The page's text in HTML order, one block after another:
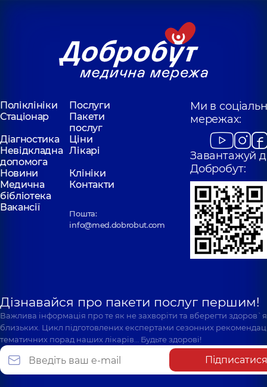
Поліклініки
Послуги
Стаціонар
Пакети
послуг
Діагностика
Ціни
Невідкладна
допомога
Лікарі
Новини
Клініки
Медична
бібліотека
Контакти
Вакансії
Пошта:
info@med.dobrobut.com
Ми в
мережах:
Завантажуй
Добробут:
Дізнавайся про пакети послуг першим!
Важлива інформація про те як не захворіти та вберегти
близьких. Цикл підготовлених експертами сезонних
тематичних порад наших лікарів… Будьте здорові!
Підписатися